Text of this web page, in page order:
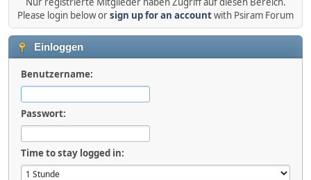
Please login below orsign up for an accountwith Psiram Forum
Einloggen
Benutzername:
Passwort:
Time to stay logged in: